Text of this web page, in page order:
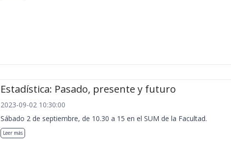
Estadística: Pasado, presente y futuro
2023-09-02 10:30:00
Sábado 2 de septiembre, de 10.30 a 15 en el SUM de la Facultad.
Leer más